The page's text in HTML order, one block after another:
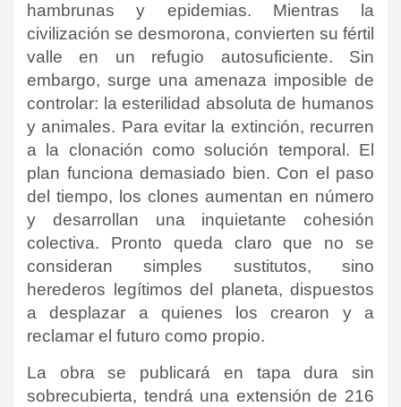
hambrunas y epidemias. Mientras la
civilización se desmorona, convierten su fértil
valle en un refugio autosuficiente. Sin
embargo, surge una amenaza imposible de
controlar: la esterilidad absoluta de humanos
y animales. Para evitar la extinción, recurren
a la clonación como solución temporal. El
plan funciona demasiado bien. Con el paso
del tiempo, los clones aumentan en número
y desarrollan una inquietante cohesión
colectiva. Pronto queda claro que no se
consideran simples sustitutos, sino
herederos legítimos del planeta, dispuestos
a desplazar a quienes los crearon y a
reclamar el futuro como propio.
La obra se publicará en tapa dura sin
sobrecubierta, tendrá una extensión de 216